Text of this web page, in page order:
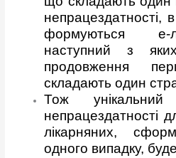
непрацездатності,
формуються е-
наступний з
продовження
складають один
Тож
непрацездатності
лікарняних,
одного випадку,